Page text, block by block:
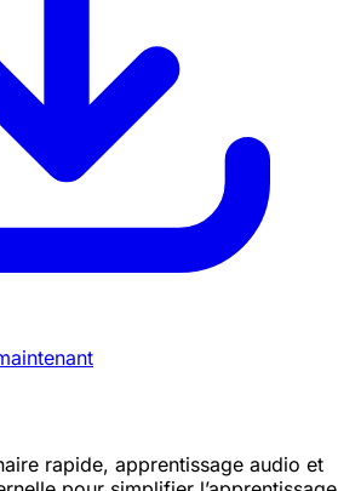
rapide, apprentissage audio et